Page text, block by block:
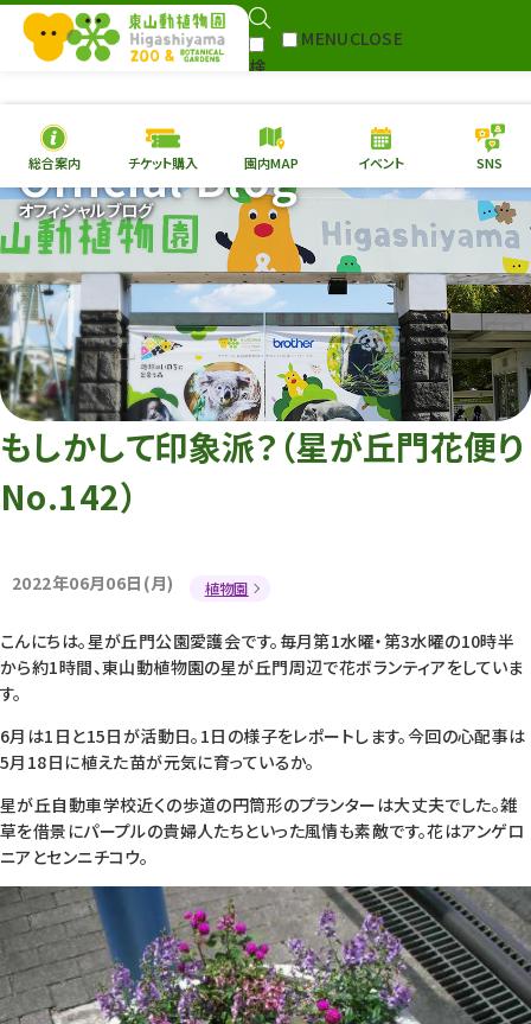
検
MENUCLOSE
本日の開園情報 チケ
園内MAP イベント
総合案内
動物園 植物園
再生プラン
東山動植物園
への支援
環境教育
総合案内 チケット購入 園内MAP イベント SNS
オフィシャルブログ
Official Blog
もしかして印象派？（星が丘門花便り
No.142）
2022年06月06日(月) 植物園
こんにちは。星が丘門公園愛護会です。毎月第1水曜・第3水曜の10時半
から約1時間、東山動植物園の星が丘門周辺で花ボランティアをしていま
す。
6月は1日と15日が活動日。1日の様子をレポートします。今回の心配事は
5月18日に植えた苗が元気に育っているか。
星が丘自動車学校近くの歩道の円筒形のプランターは大丈夫でした。雑
草を借景にパープルの貴婦人たちといった風情も素敵です。花はアンゲロ
ニアとセンニチコウ。